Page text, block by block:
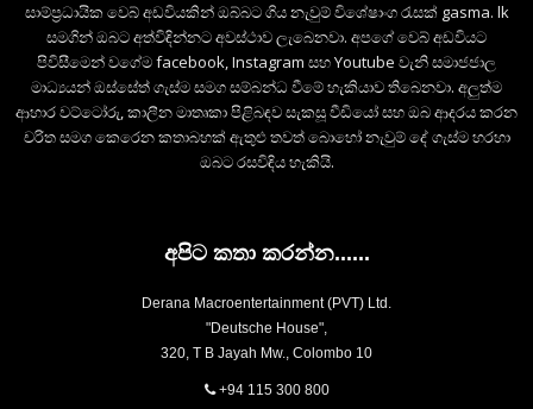
සාම්ප්‍රධායික වෙබ් අඩවියකින් ඔබ්බට ගිය නැවුම් විශේෂාංග රැසක් gasma. lk
සමගින් ඔබට අත්විඳින්නට අවස්ථාව ලැබෙනවා. අපගේ වෙබ් අඩවියට
පිවිසීමෙන් වගේම facebook, Instagram සහ Youtube වැනි සමාජජාල
මාධ්‍යයන් ඔස්සේත් ගැස්ම සමග සම්බන්ධ වීමේ හැකියාව තිබෙනවා. අලුත්ම
ආහාර වට්ටෝරු, කාලීන මාතෘකා පිළිබඳව සැකසූ වීඩියෝ සහ ඔබ ආදරය කරන
චරිත සමග කෙරෙන කතාබහක් ඇතුළු තවත් බොහෝ නැවුම් දේ ගැස්ම හරහා
ඔබට රසවිඳිය හැකියි.
අපිට කතා කරන්න......
Derana Macroentertainment (PVT) Ltd.
"Deutsche House",
320, T B Jayah Mw., Colombo 10
+94 115 300 800